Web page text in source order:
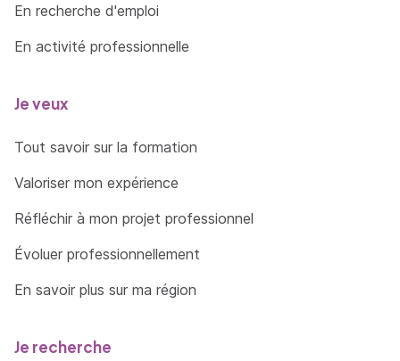
En recherche d'emploi
En activité professionnelle
Je veux
Tout savoir sur la formation
Valoriser mon expérience
Réfléchir à mon projet professionnel
Évoluer professionnellement
En savoir plus sur ma région
Je recherche